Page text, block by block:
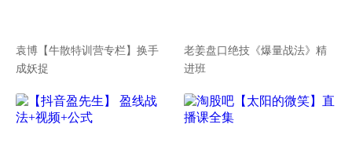
袁博【牛散特训营专栏】换手
成妖捉
老姜盘口绝技《爆量战法》精
进班